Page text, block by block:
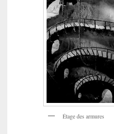
Étage des armures